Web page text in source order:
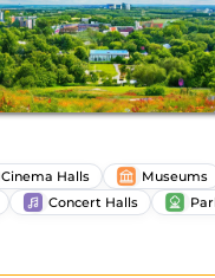
Cinema Halls
Museums
Concert Halls